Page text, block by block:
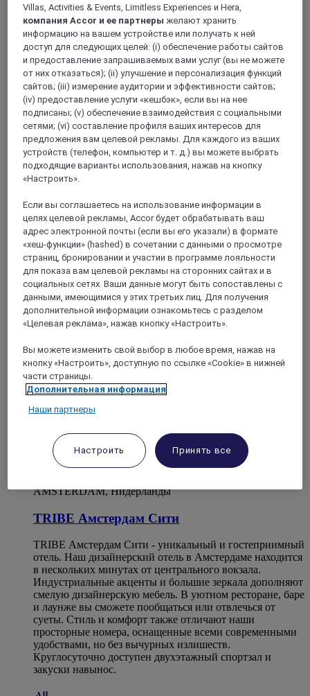
AMSTERDAM, Нидерланды
Mercure Amsterdam North Station
Остановитесь в отеле Mercure Амстердам Северный
мин езды на метро от центра города. Отель расположен
в тихом районе, где вы сможете прикоснуться к местной
жизни. Неподалеку - много магазинов, кафе и
кинотеатр. Красота северных болот вдохновляет
интерьер номеров, в том числе семейных, нашего отеля
для ваших каникул в Амстердаме. Пары,
путешествующие в одиночку и деловые гости оценят
завтрак (шв. стол) и круглосуточный спортзал.
4,8/5Rated 4,8 of 5
AMSTERDAM, Нидерланды
TRIBE Амстердам Сити
TRIBE Амстердам Сити - уникальный и гостеприимный
отель. Наш дизайнерский отель в Амстердаме находится
в нескольких минутах от центрального вокзала.
Индустриальные акценты и большие зеркала дополняют
смелую дизайнерскую мебель. В уютном ресторане, баре
и лаунже вы сможете пообщаться или отвлечься от
суеты. Стиль и комфорт также отличают наши
просторные номера, оснащенные всеми современными
удобствами, но без вычурных излишеств.
Круглосуточно доступен двухэтажный спортзал и
закуски навынос.
Villas, Activities & Events, Limitless Experiences и Hera,
компания Accor и ее партнеры желают хранить
информацию на вашем устройстве или получать к ней
доступ для следующих целей: (i) обеспечение работы сайтов
и предоставление запрашиваемых вами услуг (вы не можете
от них отказаться); (ii) улучшение и персонализация функций
сайтов; (iii) измерение аудитории и эффективности сайтов;
(iv) предоставление услуги «кешбэк», если вы на нее
подписаны; (v) обеспечение взаимодействия с социальными
сетями; (vi) составление профиля ваших интересов для
предложения вам целевой рекламы. Для каждого из ваших
устройств (телефон, компьютер и т. д.) вы можете выбрать
подходящие варианты использования, нажав на кнопку
«Настроить».
Если вы соглашаетесь на использование информации в
целях целевой рекламы, Accor будет обрабатывать ваш
адрес электронной почты (если вы его указали) в формате
«хеш-функции» (hashed) в сочетании с данными о просмотре
страниц, бронировании и участии в программе лояльности
для показа вам целевой рекламы на сторонних сайтах и в
социальных сетях. Ваши данные могут быть сопоставлены с
данными, имеющимися у этих третьих лиц. Для получения
дополнительной информации ознакомьтесь с разделом
«Целевая реклама», нажав кнопку «Настроить».
Вы можете изменить свой выбор в любое время, нажав на
кнопку «Настроить», доступную по ссылке «Cookie» в нижней
части страницы.
Дополнительная информация
Наши партнеры
Настроить Принять все